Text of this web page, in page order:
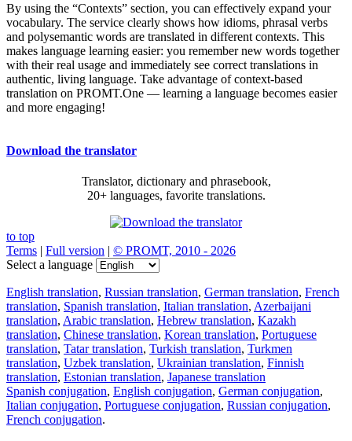
By using the “Contexts” section, you can effectively expand your
vocabulary. The service clearly shows how idioms, phrasal verbs
and polysemantic words are translated in different contexts. This
makes language learning easier: you remember new words together
with their real usage and immediately see correct translations in
authentic, living language. Take advantage of context-based
translation on PROMT.One — learning a language becomes easier
and more engaging!
Download the translator
Translator, dictionary and phrasebook,
20+ languages, favorite translations.
to top
Terms | Full version | © PROMT, 2010 - 2026
Select a language
English translation, Russian translation, German translation, French
translation, Spanish translation, Italian translation, Azerbaijani
translation, Arabic translation, Hebrew translation, Kazakh
translation, Chinese translation, Korean translation, Portuguese
translation, Tatar translation, Turkish translation, Turkmen
translation, Uzbek translation, Ukrainian translation, Finnish
translation, Estonian translation, Japanese translation
Spanish conjugation, English conjugation, German conjugation,
Italian conjugation, Portuguese conjugation, Russian conjugation,
French conjugation.